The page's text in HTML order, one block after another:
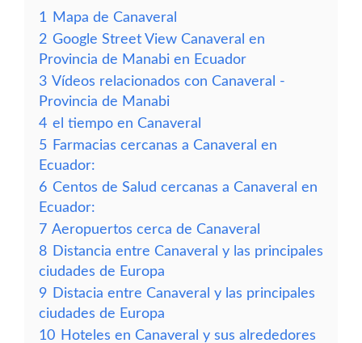
1
Mapa de Canaveral
2 Google Street View Canaveral en
Provincia de Manabi en Ecuador
3 Vídeos relacionados con Canaveral -
Provincia de Manabi
4 el tiempo en Canaveral
5 Farmacias cercanas a Canaveral en
Ecuador:
6 Centos de Salud cercanas a Canaveral en
Ecuador:
7 Aeropuertos cerca de Canaveral
8 Distancia entre Canaveral y las principales
ciudades de Europa
9 Distacia entre Canaveral y las principales
ciudades de Europa
10 Hoteles en Canaveral y sus alrededores